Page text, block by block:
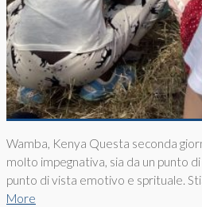
Wamba, Kenya Questa seconda
molto impegnativa, sia da un punto
punto di vista emotivo e sprituale.
More